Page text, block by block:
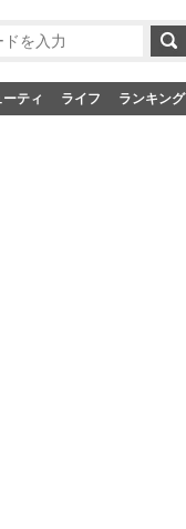
ーティ ライフ ランキング